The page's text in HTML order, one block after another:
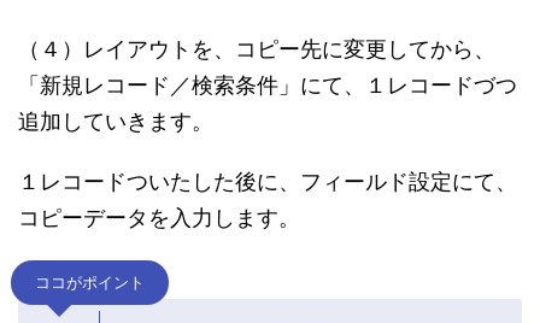
（４）レイアウトを、コピー先に変更してから、
「新規レコード／検索条件」にて、１レコードづつ
追加していきます。
１レコードついたした後に、フィールド設定にて、
コピーデータを入力します。
ココがポイント